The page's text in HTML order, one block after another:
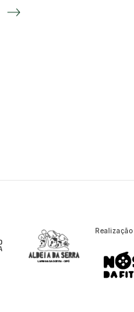
Realização